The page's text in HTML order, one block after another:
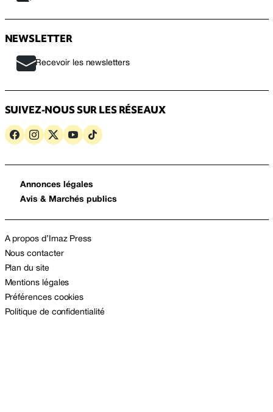
NEWSLETTER
Recevoir les newsletters
SUIVEZ-NOUS SUR LES RÉSEAUX
Annonces légales
Avis & Marchés publics
A propos d’Imaz Press
Nous contacter
Plan du site
Mentions légales
Préférences cookies
Politique de confidentialité